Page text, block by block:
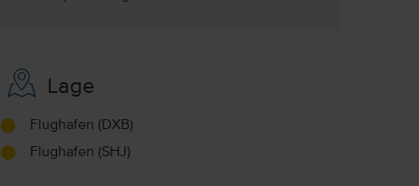
Lage
Flughafen (DXB)
Flughafen (SHJ)